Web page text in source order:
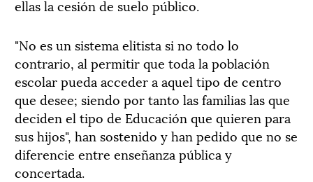
ellas la cesión de suelo público.
"No es un sistema elitista si no todo lo
contrario, al permitir que toda la población
escolar pueda acceder a aquel tipo de centro
que desee; siendo por tanto las familias las que
deciden el tipo de Educación que quieren para
sus hijos", han sostenido y han pedido que no se
diferencie entre enseñanza pública y
concertada.